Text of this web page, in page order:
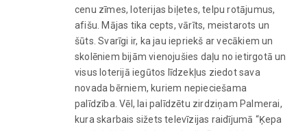
cenu zīmes, loterijas biļetes, telpu rotājumus,
afišu. Mājas tika cepts, vārīts, meistarots un
šūts. Svarīgi ir, ka jau iepriekš ar vecākiem un
skolēniem bijām vienojušies daļu no ietirgotā un
visus loterijā iegūtos līdzekļus ziedot sava
novada bērniem, kuriem nepieciešama
palīdzība. Vēl, lai palīdzētu zirdziņam Palmerai,
kura skarbais sižets televīzijas raidījumā “Ķepa